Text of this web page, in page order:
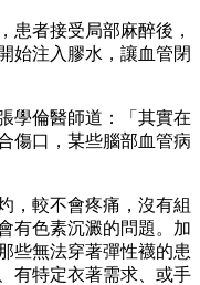
患者接受局部麻醉後，
始注入膠水，讓血管閉
學倫醫師道：「其實在
傷口，某些腦部血管病
，較不會疼痛，沒有組
有色素沉澱的問題。加
些無法穿著彈性襪的患
有特定衣著需求、或手